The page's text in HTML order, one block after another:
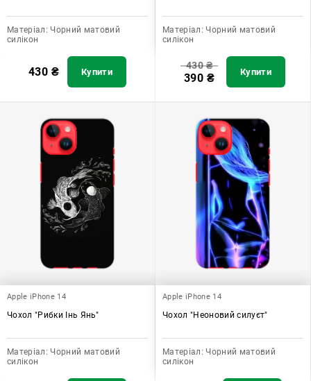
Матеріал: Чорний матовий
силікон
430 ₴ Купити
Матеріал: Чорний матовий
силікон
430₴
390 ₴ Купити
Apple iPhone 14
Чохол "Рибки Інь Янь"
Матеріал: Чорний матовий
силікон
Apple iPhone 14
Чохол "Неоновий силуєт"
Матеріал: Чорний матовий
силікон